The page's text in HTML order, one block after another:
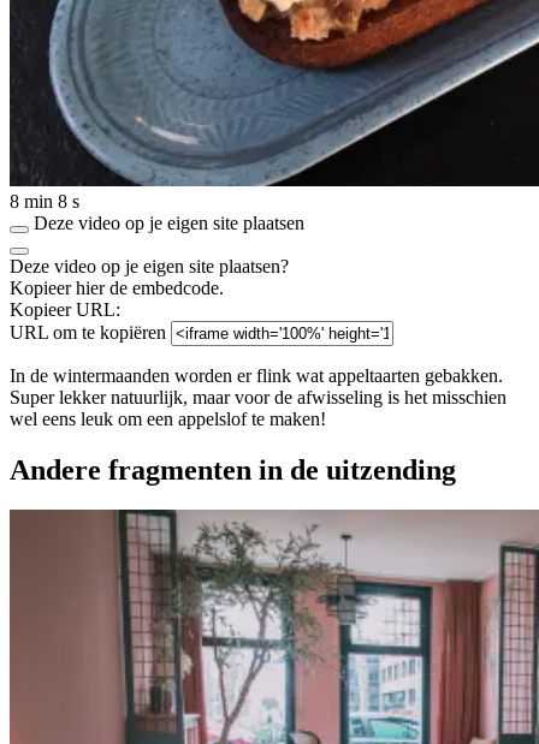
8 min 8 s
Deze video op je eigen site plaatsen
Deze video op je eigen site plaatsen?
Kopieer hier de embedcode.
Kopieer URL:
URL om te kopiëren
In de wintermaanden worden er flink wat appeltaarten gebakken.
Super lekker natuurlijk, maar voor de afwisseling is het misschien
wel eens leuk om een appelslof te maken!
Andere fragmenten in de uitzending